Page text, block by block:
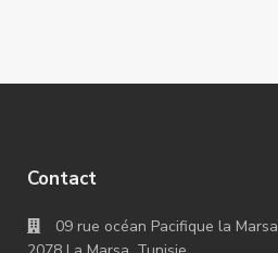
Contact
09 rue océan Pacifique la Marsa